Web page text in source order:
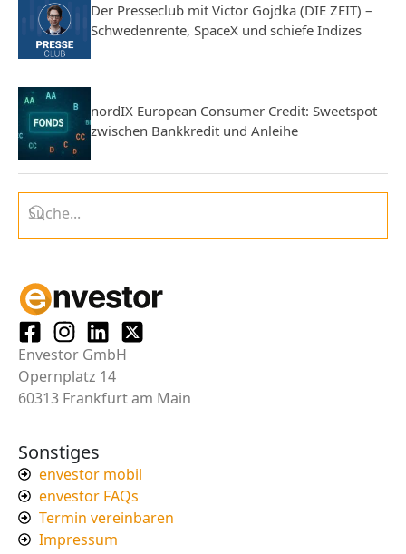
Der Presseclub mit Victor Gojdka (DIE ZEIT) –
Schwedenrente, SpaceX und schiefe Indizes
nordIX European Consumer Credit: Sweetspot
zwischen Bankkredit und Anleihe
Envestor GmbH
Opernplatz 14
60313 Frankfurt am Main
Sonstiges
envestor mobil
envestor FAQs
Termin vereinbaren
Impressum